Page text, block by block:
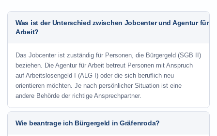
Was ist der Unterschied zwischen Jobcenter und Agentur für
Arbeit?
Das Jobcenter ist zuständig für Personen, die Bürgergeld (SGB II)
beziehen. Die Agentur für Arbeit betreut Personen mit Anspruch
auf Arbeitslosengeld I (ALG I) oder die sich beruflich neu
orientieren möchten. Je nach persönlicher Situation ist eine
andere Behörde der richtige Ansprechpartner.
Wie beantrage ich Bürgergeld in Gräfenroda?